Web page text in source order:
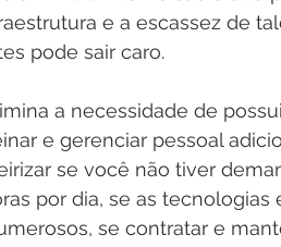
e a escassez de
pode sair caro.
a necessidade de
e gerenciar pessoal
se você não tiver
por dia, se as
se contratar e